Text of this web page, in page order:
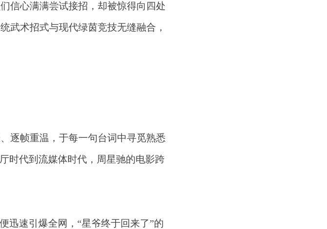
信心满满尝试接招，却被惊得向四处
术招式与现代绿茵竞技无缝融合，
逐帧重温，于每一句台词中寻觅熟悉
时代到流媒体时代，周星驰的电影跨
迅速引爆全网，“星爷终于回来了”的